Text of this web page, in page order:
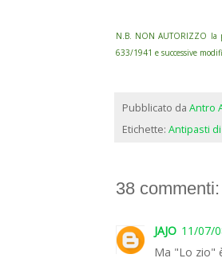
N.B. NON AUTORIZZO la
633/1941 e successive
Pubblicato da Antro
Etichette: Antipasti
38 commenti:
JAJO 11/07/
Ma "Lo zio"